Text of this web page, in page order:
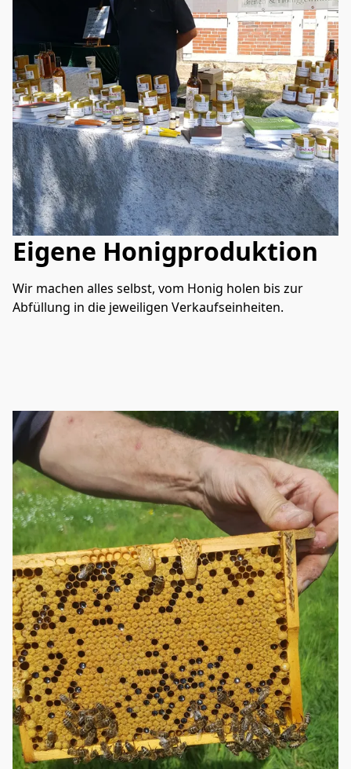
Eigene Honigproduktion
Wir machen alles selbst, vom Honig holen bis zur
Abfüllung in die jeweiligen Verkaufseinheiten.